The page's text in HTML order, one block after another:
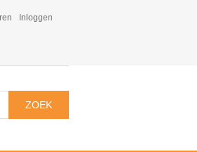
Inloggen
ZOEK